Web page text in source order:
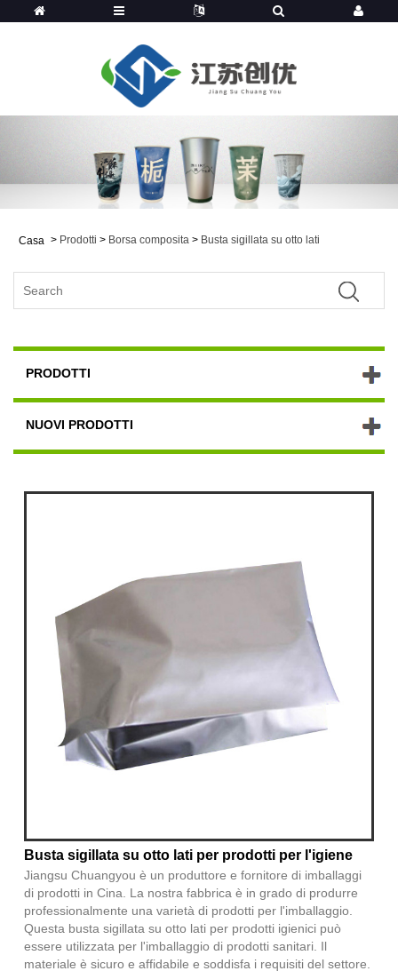
Casa > Prodotti > Borsa composita > Busta sigillata su otto lati
PRODOTTI
NUOVI PRODOTTI
Busta sigillata su otto lati per prodotti per l'igiene
Jiangsu Chuangyou è un produttore e fornitore di imballaggi
di prodotti in Cina. La nostra fabbrica è in grado di produrre
professionalmente una varietà di prodotti per l'imballaggio.
Questa busta sigillata su otto lati per prodotti igienici può
essere utilizzata per l'imballaggio di prodotti sanitari. Il
materiale è sicuro e affidabile e soddisfa i requisiti del settore.